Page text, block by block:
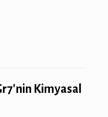
Kimyasal